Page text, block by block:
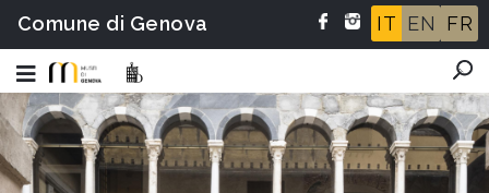
Comune di Genova IT EN FR